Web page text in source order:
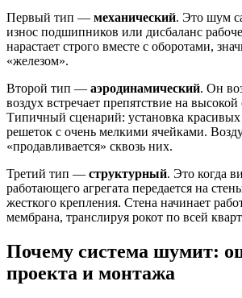
Первый тип — механический. Это шум
износ подшипников или дисбаланс
нарастает строго вместе с оборотами,
«железом».
Второй тип — аэродинамический. Он
воздух встречает препятствие на высокой
Типичный сценарий: установка красивых
решеток с очень мелкими ячейками.
«продавливается» сквозь них.
Третий тип — структурный. Это когда
работающего агрегата передается на
жесткого крепления. Стена начинает
мембрана, транслируя рокот по всей
Почему система шумит:
проекта и монтажа